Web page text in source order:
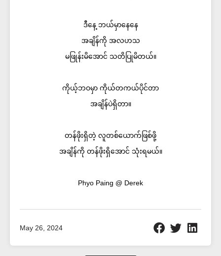
ဒီနေ့ ဘယ်မှာနေနေ
အချိန်ကို အလဟသ
မဖြုန်းမိအောင် သတိပြုမိတယ်။
ကိုယ့်ဘဝမှာ ကိုယ်တကယ်ပိုင်တာ
အချိန်ပဲရှိတာ။
တန်ဖိုးရှိတဲ့ လူတစ်ယောက်ဖြစ်ဖို့
အချိန်ကို တန်ဖိုးရှိအောင် သုံးရမယ်။
Phyo Paing @ Derek
May 26, 2024